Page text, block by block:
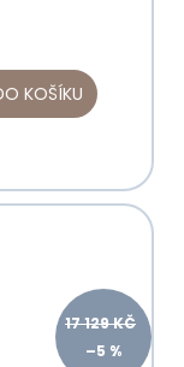
KOŠÍKU
17 129 KČ
–5 %